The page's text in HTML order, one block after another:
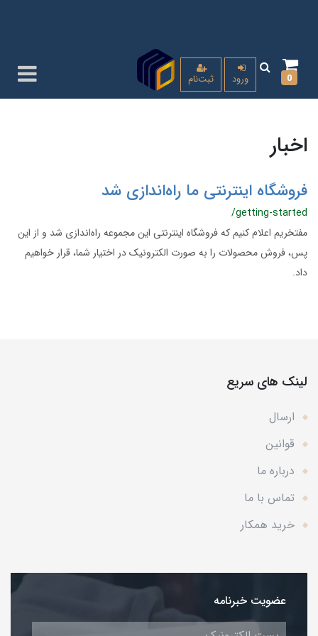
0 ورود ثبت‌نام
اخبار
فروشگاه اینترنتی ما راه‌اندازی شد
/getting-started
مفتخریم اعلام کنیم که فروشگاه اینترنتی این مجموعه راه‌اندازی شد و از این
پس، فروش محصولات را به صورت الکترونیک در اختیار شما، قرار خواهیم
داد.
لینک های سریع
ارسال
قوانین
درباره ما
تماس با ما
خرید همکار
عضویت خبرنامه